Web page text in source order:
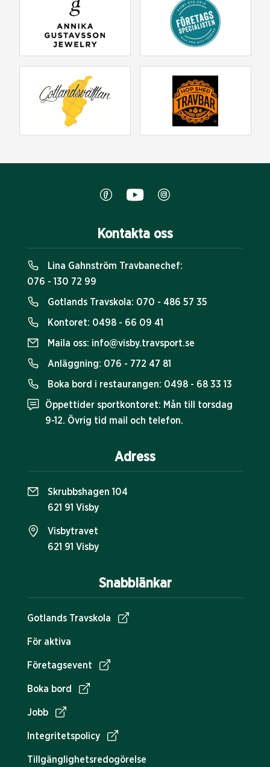
Snabblänkar
Gotlands Travskola
För aktiva
Företagsevent
Boka bord
Jobb
Integritetspolicy
Tillgänglighetsredogörelse
Kontakta oss
Lina Gahnström Travbanechef:
076 - 130 72 99
Gotlands Travskola: 070 - 486 57 35
Kontoret: 0498 - 66 09 41
Maila oss: info@visby.travsport.se
Anläggning: 076 - 772 47 81
Boka bord i restaurangen: 0498 - 68 33 13
Öppettider sportkontoret: Mån till torsdag
9-12. Övrig tid mail och telefon.
Adress
Skrubbshagen 104
621 91 Visby
Visbytravet
621 91 Visby